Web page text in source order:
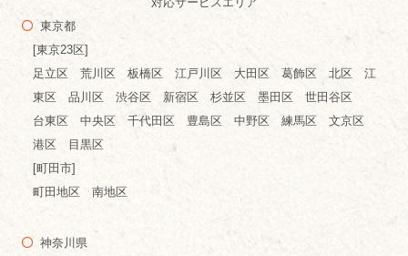
東京都
[東京23区]
足立区 荒川区 板橋区 江戸川区 大田区 葛飾区 北区 江
東区 品川区 渋谷区 新宿区 杉並区 墨田区 世田谷区
台東区 中央区 千代田区 豊島区 中野区 練馬区 文京区
港区 目黒区
[町田市]
町田地区 南地区
神奈川県